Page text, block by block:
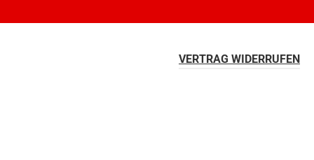
VERTRAG WIDERRUFEN
Hohe Sättigung